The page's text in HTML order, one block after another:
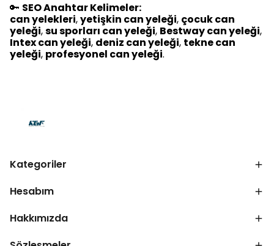
🔑 SEO Anahtar Kelimeler:
can yelekleri,yetişkin can yeleği, çocuk can
yeleği,su sporları can yeleği, Bestway can yeleği,
Intex can yeleği, deniz can yeleği, tekne can
yeleği, profesyonel can yeleği.
Kategoriler
Hesabım
Hakkımızda